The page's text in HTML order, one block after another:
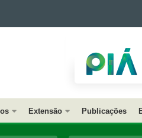
Extensão Publicações